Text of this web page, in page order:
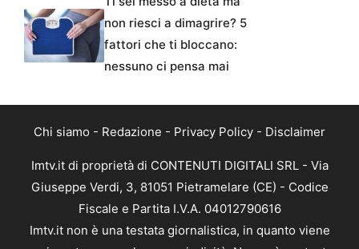
non riesci a dimagrire? 5
fattori che ti bloccano:
nessuno ci pensa mai
Chi siamo - Redazione - Privacy Policy - Disclaimer
Imtv.it di proprietà di CONTENUTI DIGITALI SRL - Via
Giuseppe Verdi, 3, 81051 Pietramelare (CE) - Codice
Fiscale e Partita I.V.A. 04012790616
Imtv.it non è una testata giornalistica, in quanto viene